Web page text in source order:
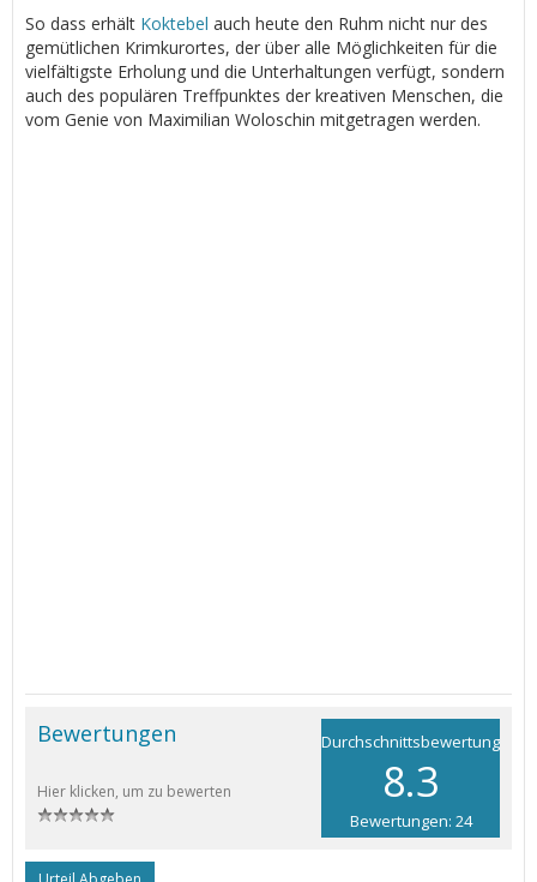
So dass erhält Koktebel auch heute den Ruhm nicht nur des
gemütlichen Krimkurortes, der über alle Möglichkeiten für die
vielfältigste Erholung und die Unterhaltungen verfügt, sondern
auch des populären Treffpunktes der kreativen Menschen, die
vom Genie von Maximilian Woloschin mitgetragen werden.
Durchschnittsbewertung
8.3
Bewertungen: 24
Bewertungen
Hier klicken, um zu bewerten